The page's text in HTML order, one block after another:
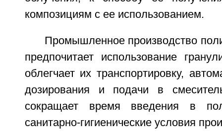
композициям с ее использованием.
Промышленное производство
предпочитает использование
облегчает их транспортировку,
дозирования и подачи в
сокращает время введения в
санитарно-гигиенические условия